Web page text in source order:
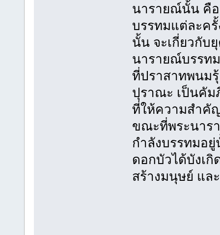
นารายณ์นั้น คือ
บรรทมแต่ละครั้
นั้น จะเกี่ยวกับ
นารายณ์บรรท
ที่ปราสาทพนม
ปุราณะ เป็นคัม
ที่ให้ความสำคั
ขณะที่พระนาร
กำลังบรรทมอ
ดอกบัวได้บังเกิ
สร้างมนุษย์ แล